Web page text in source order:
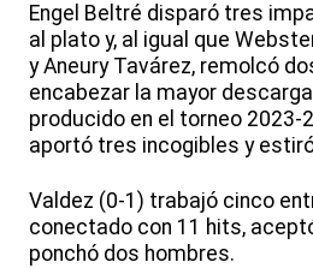
Engel Beltré disparó tres
al plato y, al igual que
y Aneury Tavárez, remolcó
encabezar la mayor
producido en el torneo 2023-
aportó tres incogibles y
Valdez (0-1) trabajó cinco
conectado con 11 hits,
ponchó dos hombres.